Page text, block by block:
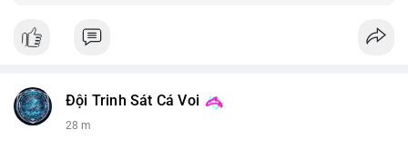
Đội Trinh Sát Cá Voi
28 m